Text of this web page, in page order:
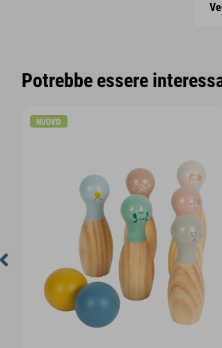
Potrebbe essere
NUOVO